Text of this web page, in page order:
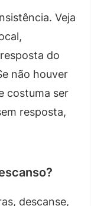
Veja
do
não houver
costuma ser
resposta,
descanse,